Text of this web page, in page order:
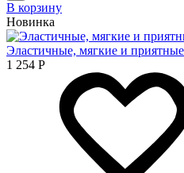
В корзину
Новинка
Эластичные, мягкие и
1 254 Р